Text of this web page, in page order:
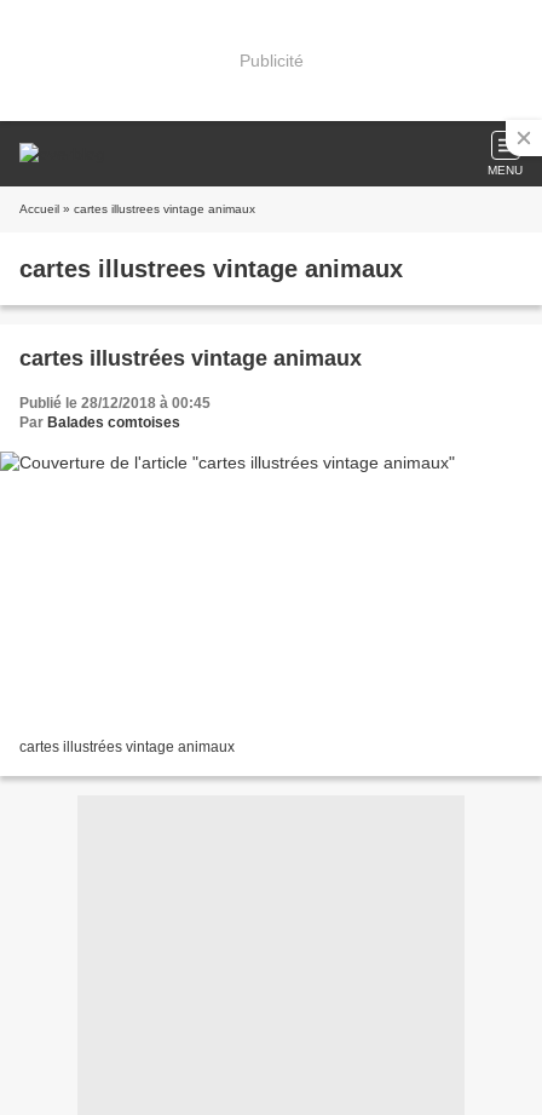
Publicité
MENU
Accueil » cartes illustrees vintage animaux
cartes illustrees vintage animaux
cartes illustrées vintage animaux
Publié le 28/12/2018 à 00:45
Par Balades comtoises
cartes illustrées vintage animaux